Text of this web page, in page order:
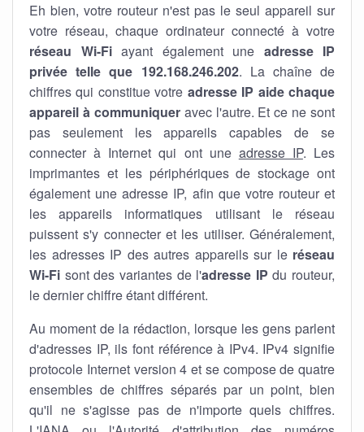
Eh bien, votre routeur n'est pas le seul appareil sur
votre réseau, chaque ordinateur connecté à votre
réseau Wi-Fiayant également une adresse IP
privée telle que 192.168.246.202. La chaîne de
chiffres qui constitue votre adresse IP aide chaque
appareil à communiqueravec l'autre. Et ce ne sont
pas seulement les appareils capables de se
connecter à Internet qui ont une adresse IP. Les
imprimantes et les périphériques de stockage ont
également une adresse IP, afin que votre routeur et
les appareils informatiques utilisant le réseau
puissent s'y connecter et les utiliser. Généralement,
les adresses IP des autres appareils sur le réseau
Wi-Fi sont des variantes de l'adresse IP du routeur,
le dernier chiffre étant différent.
Au moment de la rédaction, lorsque les gens parlent
d'adresses IP, ils font référence à IPv4. IPv4 signifie
protocole Internet version 4 et se compose de quatre
ensembles de chiffres séparés par un point, bien
qu'il ne s'agisse pas de n'importe quels chiffres.